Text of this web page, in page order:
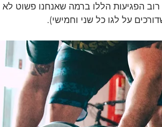
הפגיעות הללו ברמה שאנחנו פשוט לא
על לגו כל שני וחמישי).